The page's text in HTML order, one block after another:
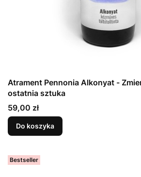
Atrament Pennonia Alkonyat - Zmierzch (60 ml) -
ostatnia sztuka
Cena
59,00 zł
Do koszyka
Bestseller